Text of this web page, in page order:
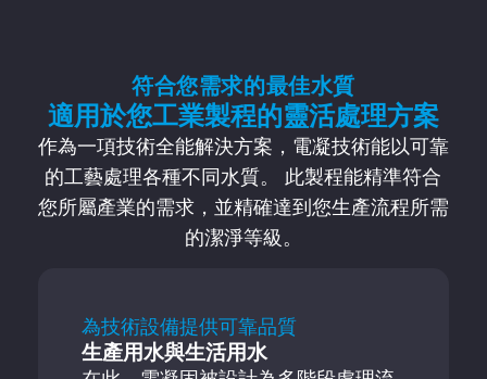
符合您需求的最佳水質
適用於您工業製程的靈活處理方案
作為一項技術全能解決方案，電凝技術能以可靠
的工藝處理各種不同水質。 此製程能精準符合
您所屬產業的需求，並精確達到您生產流程所需
的潔淨等級。
為技術設備提供可靠品質
生產用水與生活用水